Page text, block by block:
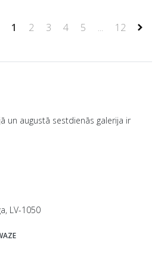
1
2 3 4 5 ... 12
un augustā sestdienās galerija ir
LV-1050